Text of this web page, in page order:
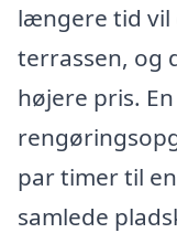
længere tid vil
terrassen, og
højere pris.
par timer til
samlede